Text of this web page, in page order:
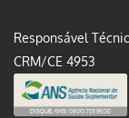
Responsável
CRM/CE 4953